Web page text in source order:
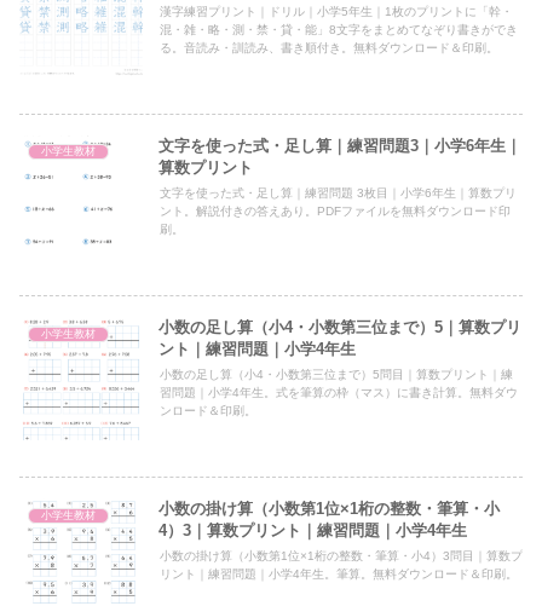
漢字練習プリント｜ドリル｜小学5年生｜1枚のプリントに「幹・
混・雑・略・測・禁・貸・能」8文字をまとめてなぞり書きができ
る。音読み・訓読み、書き順付き。無料ダウンロード＆印刷。
小学生教材
文字を使った式・足し算｜練習問題3｜小学6年生｜
算数プリント
文字を使った式・足し算｜練習問題 3枚目｜小学6年生｜算数プリ
ント。解説付きの答えあり。PDFファイルを無料ダウンロード印
刷。
小学生教材
小数の足し算（小4・小数第三位まで）5｜算数プリ
ント｜練習問題｜小学4年生
小数の足し算（小4・小数第三位まで）5問目｜算数プリント｜練
習問題｜小学4年生。式を筆算の枠（マス）に書き計算。無料ダウ
ンロード＆印刷。
小学生教材
小数の掛け算（小数第1位×1桁の整数・筆算・小
4）3｜算数プリント｜練習問題｜小学4年生
小数の掛け算（小数第1位×1桁の整数・筆算・小4）3問目｜算数プ
リント｜練習問題｜小学4年生。筆算。無料ダウンロード＆印刷。